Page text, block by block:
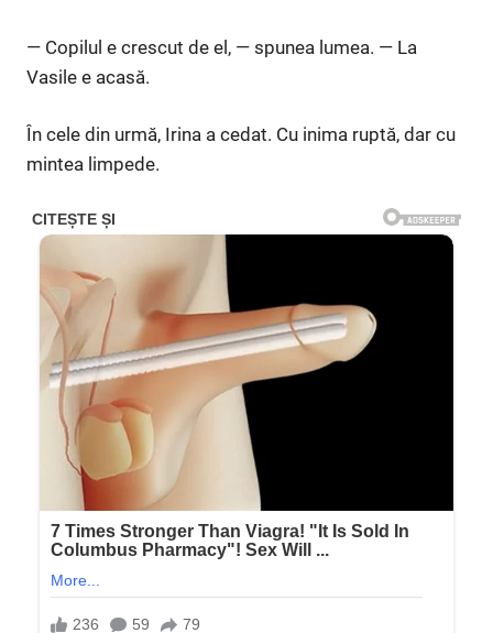
— Copilul e crescut de el, — spunea lumea. — La
Vasile e acasă.
În cele din urmă, Irina a cedat. Cu inima ruptă, dar cu
mintea limpede.